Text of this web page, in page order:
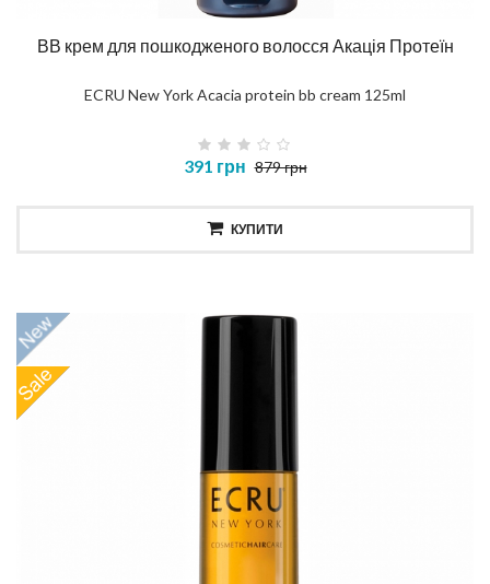
ВВ крем для пошкодженого волосся Акація Протеїн
ECRU New York Acacia protein bb cream 125ml
391 грн 879 грн
КУПИТИ